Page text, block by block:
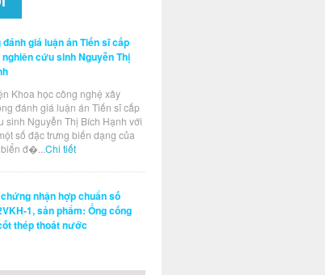
đánh giá luận án Tiến sĩ cấp
nghiên cứu sinh Nguyễn Thị
Khoa học công nghệ xây
đánh giá luận án Tiến sĩ cấp
sinh Nguyễn Thị Bích Hạnh với
số đặc trưng biến dạng của
biển đ�...Chi tiết
nhận hợp chuẩn số
1, sản phẩm: Ống cống
thép thoát nước